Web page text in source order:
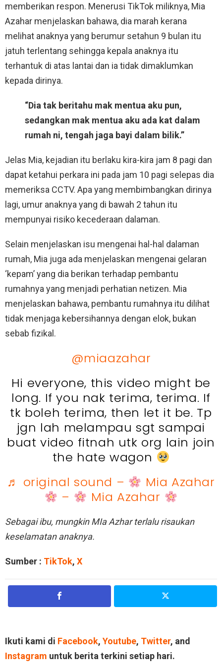
memberikan respon. Menerusi TikTok miliknya, Mia
Azahar menjelaskan bahawa, dia marah kerana
melihat anaknya yang berumur setahun 9 bulan itu
jatuh terlentang sehingga kepala anaknya itu
terhantuk di atas lantai dan ia tidak dimaklumkan
kepada dirinya.
“Dia tak beritahu mak mentua aku pun,
sedangkan mak mentua aku ada kat dalam
rumah ni, tengah jaga bayi dalam bilik.”
Jelas Mia, kejadian itu berlaku kira-kira jam 8 pagi dan
dapat ketahui perkara ini pada jam 10 pagi selepas dia
memeriksa CCTV. Apa yang membimbangkan dirinya
lagi, umur anaknya yang di bawah 2 tahun itu
mempunyai risiko kecederaan dalaman.
Selain menjelaskan isu mengenai hal-hal dalaman
rumah, Mia juga ada menjelaskan mengenai gelaran
‘kepam’ yang dia berikan terhadap pembantu
rumahnya yang menjadi perhatian netizen. Mia
menjelaskan bahawa, pembantu rumahnya itu dilihat
tidak menjaga kebersihannya dengan elok, bukan
sebab fizikal.
@miaazahar
Hi everyone, this video might be
long. If you nak terima, terima. If
tk boleh terima, then let it be. Tp
jgn lah melampau sgt sampai
buat video fitnah utk org lain join
the hate wagon
♬ original sound –
Mia Azahar
–
Mia Azahar
Sebagai ibu, mungkin MIa Azhar terlalu risaukan
keselamatan anaknya.
Sumber : TikTok, X
Ikuti kami di Facebook, Youtube, Twitter, and
Instagram untuk berita terkini setiap hari.